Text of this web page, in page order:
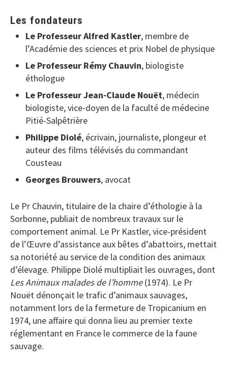
Les fondateurs
Le Professeur Alfred Kastler, membre de
l’Académie des sciences et prix Nobel de physique
Le Professeur Rémy Chauvin, biologiste
éthologue
Le Professeur Jean-Claude Nouët, médecin
biologiste, vice-doyen de la faculté de médecine
Pitié-Salpêtrière
Philippe Diolé, écrivain, journaliste, plongeur et
auteur des films télévisés du commandant
Cousteau
Georges Brouwers, avocat
Le Pr Chauvin, titulaire de la chaire d’éthologie à la
Sorbonne, publiait de nombreux travaux sur le
comportement animal. Le Pr Kastler, vice-président
de l’Œuvre d’assistance aux bêtes d’abattoirs, mettait
sa notoriété au service de la condition des animaux
d’élevage. Philippe Diolé multipliait les ouvrages, dont
Les Animaux malades de l’homme(1974). Le Pr
Nouët dénonçait le trafic d’animaux sauvages,
notamment lors de la fermeture de Tropicanium en
1974, une affaire qui donna lieu au premier texte
réglementant en France le commerce de la faune
sauvage.